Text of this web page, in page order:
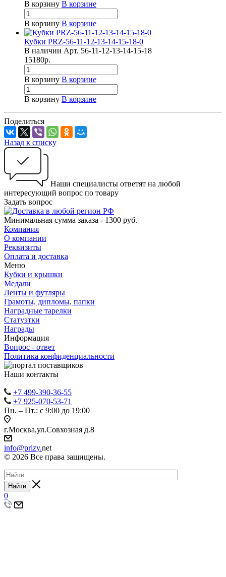
В корзину В корзине
В корзину В корзине
Кубки PRZ-56-11-12-13-14-15-18-0
В наличии Арт. 56-11-12-13-14-15-18
15180р.
В корзину В корзине
В корзину В корзине
Поделиться
Назад к списку
Наши специалисты ответят на любой
интересующий вопрос по товару
Задать вопрос
Минимальная сумма заказа - 1300 руб.
Компания
О компании
Реквизиты
Оплата и доставка
Меню
Кубки и крышки
Медали
Ленты и футляры
Грамоты, дипломы, папки
Наградные тарелки
Статуэтки
Награды
Информация
Вопрос - ответ
Политика конфиденциальности
Наши контакты
+7 499-390-36-55
+7 925-070-53-71
Пн. – Пт.: с 9:00 до 19:00
г.Москва,ул.Совхозная д.8
info@prizy.net
© 2026 Все права защищены.
Найти
0